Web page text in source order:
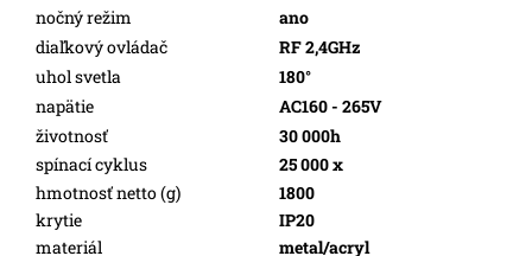
nočný režim
ano
diaľkový ovládač
RF 2,4GHz
uhol svetla
180°
napätie
AC160 - 265V
životnosť
30 000h
spínací cyklus
25 000 x
hmotnosť netto (g)
1800
krytie
IP20
materiál
metal/acryl